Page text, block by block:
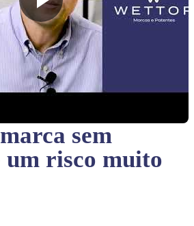
sem
um risco muito